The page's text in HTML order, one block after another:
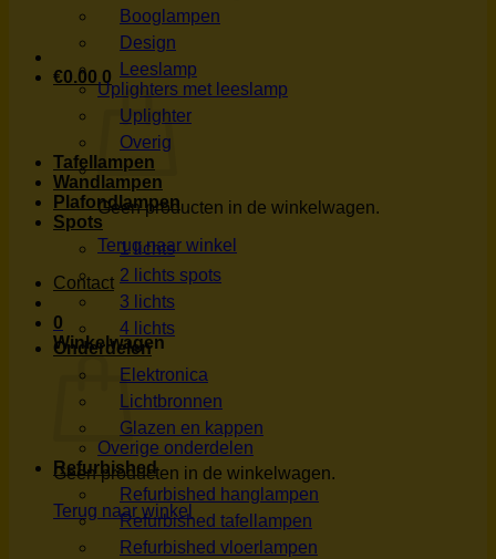
€0.00 0
Geen producten in de winkelwagen.
Terug naar winkel
Contact
0
Winkelwagen
Geen producten in de winkelwagen.
Terug naar winkel
Booglampen
Design
Leeslamp
Uplighters met leeslamp
Uplighter
Overig
Tafellampen
Wandlampen
Plafondlampen
Spots
1 lichts
2 lichts spots
3 lichts
4 lichts
Onderdelen
Elektronica
Lichtbronnen
Glazen en kappen
Overige onderdelen
Refurbished
Refurbished hanglampen
Refurbished tafellampen
Refurbished vloerlampen